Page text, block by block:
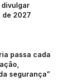
divulgar
de 2027
passa cada
segurança”